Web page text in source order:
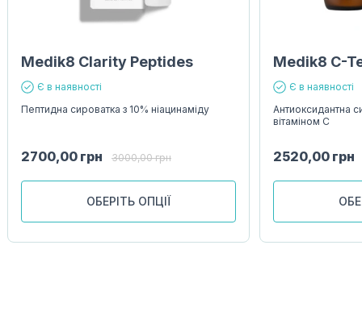
Medik8 Clarity Peptides
Є в наявності
Пептидна сироватка з 10% ніацинаміду
2700,00 грн 3000,00грн
ОБЕРІТЬ ОПЦІЇ
Medik8 C-
Є в наявності
Антиоксидантна
вітаміном С
2520,00 грн